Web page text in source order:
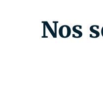
Nos